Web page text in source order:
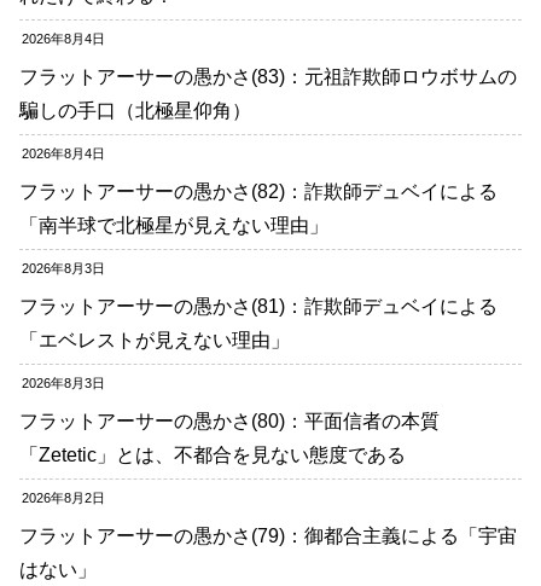
2026年8月4日
フラットアーサーの愚かさ(83)：元祖詐欺師ロウボサムの
騙しの手口（北極星仰角）
2026年8月4日
フラットアーサーの愚かさ(82)：詐欺師デュベイによる
「南半球で北極星が見えない理由」
2026年8月3日
フラットアーサーの愚かさ(81)：詐欺師デュベイによる
「エベレストが見えない理由」
2026年8月3日
フラットアーサーの愚かさ(80)：平面信者の本質
「Zetetic」とは、不都合を見ない態度である
2026年8月2日
フラットアーサーの愚かさ(79)：御都合主義による「宇宙
はない」